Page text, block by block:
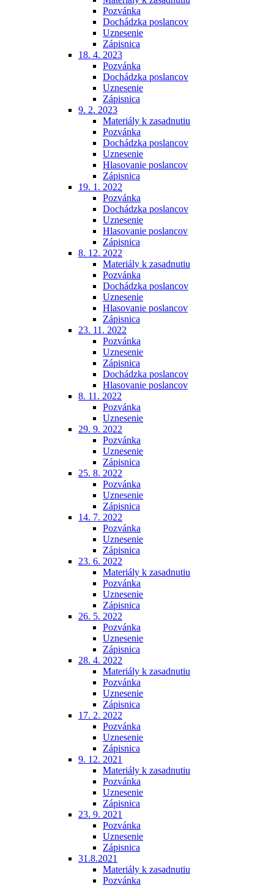
Pozvánka
Dochádzka poslancov
Uznesenie
Zápisnica
18. 4. 2023
Pozvánka
Dochádzka poslancov
Uznesenie
Zápisnica
9. 2. 2023
Materiály k zasadnutiu
Pozvánka
Dochádzka poslancov
Uznesenie
Hlasovanie poslancov
Zápisnica
19. 1. 2022
Pozvánka
Dochádzka poslancov
Uznesenie
Hlasovanie poslancov
Zápisnica
8. 12. 2022
Materiály k zasadnutiu
Pozvánka
Dochádzka poslancov
Uznesenie
Hlasovanie poslancov
Zápisnica
23. 11. 2022
Pozvánka
Uznesenie
Zápisnica
Dochádzka poslancov
Hlasovanie poslancov
8. 11. 2022
Pozvánka
Uznesenie
29. 9. 2022
Pozvánka
Uznesenie
Zápisnica
25. 8. 2022
Pozvánka
Uznesenie
Zápisnica
14. 7. 2022
Pozvánka
Uznesenie
Zápisnica
23. 6. 2022
Materiály k zasadnutiu
Pozvánka
Uznesenie
Zápisnica
26. 5. 2022
Pozvánka
Uznesenie
Zápisnica
28. 4. 2022
Materiály k zasadnutiu
Pozvánka
Uznesenie
Zápisnica
17. 2. 2022
Pozvánka
Uznesenie
Zápisnica
9. 12. 2021
Materiály k zasadnutiu
Pozvánka
Uznesenie
Zápisnica
23. 9. 2021
Pozvánka
Uznesenie
Zápisnica
31.8.2021
Materiály k zasadnutiu
Pozvánka